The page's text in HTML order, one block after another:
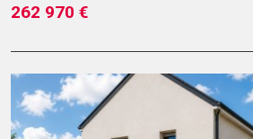
262 970 €